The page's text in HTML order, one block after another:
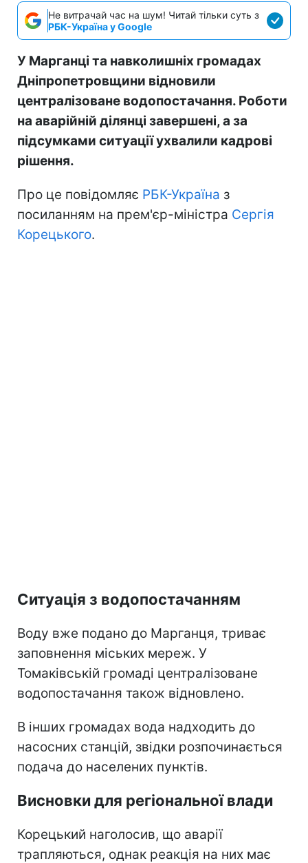
Не витрачай час на шум! Читай тільки суть з
РБК-Україна у Google
У Марганці та навколишніх громадах
Дніпропетровщини відновили
централізоване водопостачання. Роботи
на аварійній ділянці завершені, а за
підсумками ситуації ухвалили кадрові
рішення.
Про це повідомляє РБК-Україна з
посиланням на прем'єр-міністра Сергія
Корецького.
Ситуація з водопостачанням
Воду вже подано до Марганця, триває
заповнення міських мереж. У
Томаківській громаді централізоване
водопостачання також відновлено.
В інших громадах вода надходить до
насосних станцій, звідки розпочинається
подача до населених пунктів.
Висновки для регіональної влади
Корецький наголосив, що аварії
трапляються, однак реакція на них має